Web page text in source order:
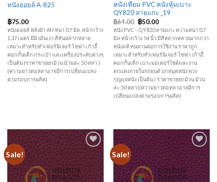
หนังออยล์ A-825
฿75.00
หนังออยล์ หลังผ้า AN หนา 0.7 มิล. หน้ากว้าง
1.37 เมตร มีผิวมันเงา สีสันหลากหลาย
เหมาะสำหรับทำเฟอร์นิเจอร์ โซฟา เก้าอี้
คอกกั้นเด็ก กระเป๋า และเครื่องประดับต่างๆ
เป็นต้น (ราคาขายยกม้วน ม้วนละ 50 หลา )
(ความยาวต่อหลาอาจมีการเปลี่ยนแปลง
ตามรอบการผลิต)
หนังเทียม PVC หนังหุ้มเบาะ
QY820 ลายแกะ _19
฿64.00 ฿50.00
หนัง PVC - QY820 ลายแกะ ความหนา 0.7
มิล หน้ากว้าง 54 นิ้ว มีสีหลากหลายมากกว่า
หนังแท้ ทนทานต่อการใช้งาน ราคาถูก
เหมาะสำหรับทำเฟอร์นิเจอร์ โซฟา เก้าอี้
คอกกั้นเด็ก เบาะมอเตอร์ไซด์และงาน
ตกแต่งภายในรถยนต์ ปกสมุดหนัง พวง
กุญแจหนัง เป็นต้น ( ราคาขายยกม้วน ม้วน
ละ 50 หลา)(ความยาวต่อหลาอาจมีการ
เปลี่ยนแปลงตามรอบการผลิต)
Sale!
Add to
Wishlist
Sale!
Add to
Wishlist